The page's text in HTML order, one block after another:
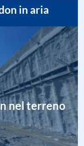
in aria
nel terreno